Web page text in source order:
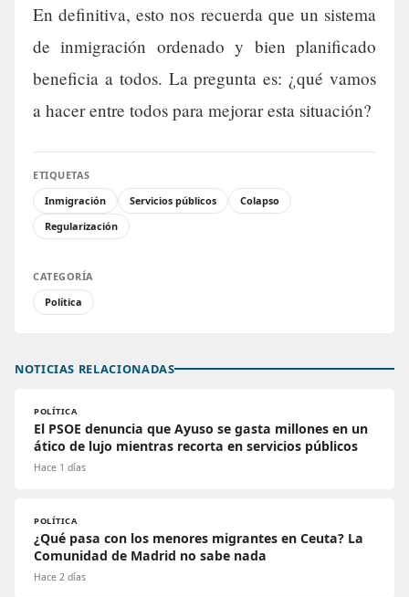
En definitiva, esto nos recuerda que un sistema
de inmigración ordenado y bien planificado
beneficia a todos. La pregunta es: ¿qué vamos
a hacer entre todos para mejorar esta situación?
ETIQUETAS
Inmigración
Servicios públicos
Colapso
Regularización
CATEGORÍA
Política
NOTICIAS RELACIONADAS
POLÍTICA
El PSOE denuncia que Ayuso se gasta millones en un
ático de lujo mientras recorta en servicios públicos
Hace 1 días
POLÍTICA
¿Qué pasa con los menores migrantes en Ceuta? La
Comunidad de Madrid no sabe nada
Hace 2 días